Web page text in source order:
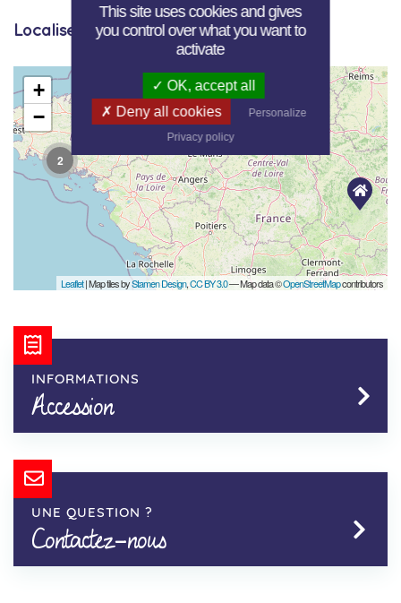
Localisez les annonces
2
+
−
Leaflet| Map tiles byStamen Design,CC BY 3.0— Map data ©OpenStreetMapcontributors
INFORMATIONS
Accession
UNE QUESTION ?
Contactez-nous
This site uses cookies and gives
you control over what you want to
activate
OK, accept all
Deny all cookies
Personalize
Privacy policy